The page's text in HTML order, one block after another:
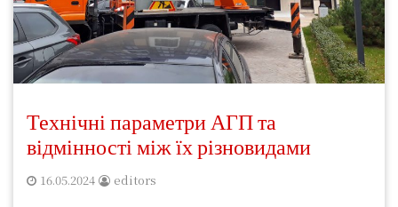
Технічні параметри АГП та
відмінності між їх різновидами
16.05.2024 editors